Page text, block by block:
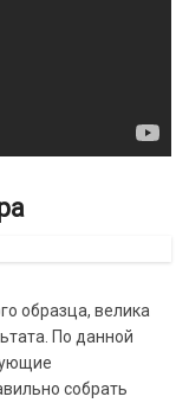
образца, велика
По данной
собрать